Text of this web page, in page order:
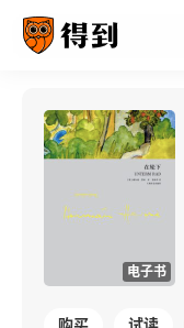
电子书
购买 试读